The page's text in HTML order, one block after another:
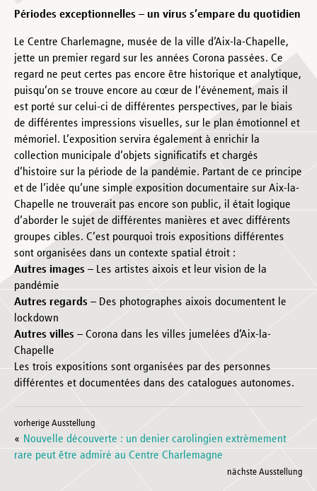
Périodes exceptionnelles – un virus s’empare du quotidien
Le Centre Charlemagne, musée de la ville d’Aix-la-Chapelle,
jette un premier regard sur les années Corona passées. Ce
regard ne peut certes pas encore être historique et analytique,
puisqu’on se trouve encore au cœur de l’événement, mais il
est porté sur celui-ci de différentes perspectives, par le biais
de différentes impressions visuelles, sur le plan émotionnel et
mémoriel. L’exposition servira également à enrichir la
collection municipale d’objets significatifs et chargés
d’histoire sur la période de la pandémie. Partant de ce principe
et de l’idée qu’une simple exposition documentaire sur Aix-la-
Chapelle ne trouverait pas encore son public, il était logique
d’aborder le sujet de différentes manières et avec différents
groupes cibles. C’est pourquoi trois expositions différentes
sont organisées dans un contexte spatial étroit :
Autres images – Les artistes aixois et leur vision de la
pandémie
Autres regards – Des photographes aixois documentent le
lockdown
Autres villes – Corona dans les villes jumelées d’Aix-la-
Chapelle
Les trois expositions sont organisées par des personnes
différentes et documentées dans des catalogues autonomes.
vorherige Ausstellung
« Nouvelle découverte : un denier carolingien extrèmement
rare peut être admiré au Centre Charlemagne
nächste Ausstellung